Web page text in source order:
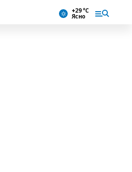
+29 °С
Ясно